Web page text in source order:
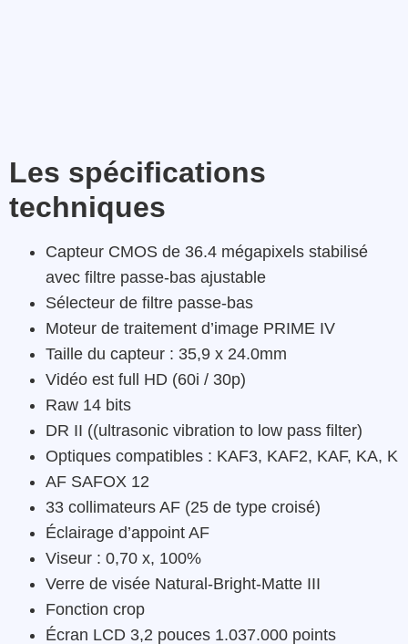
Les spécifications
techniques
Capteur CMOS de 36.4 mégapixels stabilisé
avec filtre passe-bas ajustable
Sélecteur de filtre passe-bas
Moteur de traitement d’image PRIME IV
Taille du capteur : 35,9 x 24.0mm
Vidéo est full HD (60i / 30p)
Raw 14 bits
DR II ((ultrasonic vibration to low pass filter)
Optiques compatibles : KAF3, KAF2, KAF, KA, K
AF SAFOX 12
33 collimateurs AF (25 de type croisé)
Éclairage d’appoint AF
Viseur : 0,70 x, 100%
Verre de visée Natural-Bright-Matte III
Fonction crop
Écran LCD 3,2 pouces 1.037.000 points